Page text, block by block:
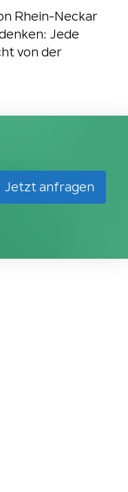
Rhein-Neckar
Jede
von der
Jetzt anfragen